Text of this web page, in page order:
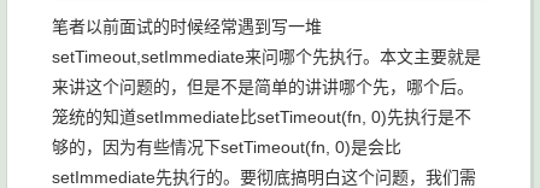
笔者以前面试的时候经常遇到写一堆
setTimeout setImmediate来问哪个先执行。本文主要就是
来讲这个问题的，但是不是简单的讲讲哪个先，哪个后。
笼统的知道setImmediate比setTimeout(fn, 0)先执行是不
够的，因为有些情况下setTimeout(fn, 0)是会比
setImmediate先执行的。要彻底搞明白这个问题，我们需